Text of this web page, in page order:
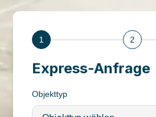
1 2
Express-Anfrage
Objekttyp